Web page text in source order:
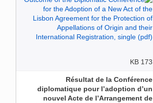
173 KB
Résultat de la Conférence
diplomatique pour l’adoption d’un
nouvel Acte de l’Arrangement de